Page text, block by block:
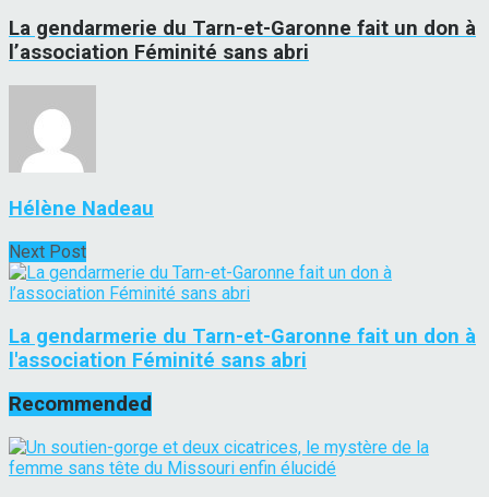
La gendarmerie du Tarn-et-Garonne fait un don à
l’association Féminité sans abri
Hélène Nadeau
Next Post
La gendarmerie du Tarn-et-Garonne fait un don à
l'association Féminité sans abri
Recommended